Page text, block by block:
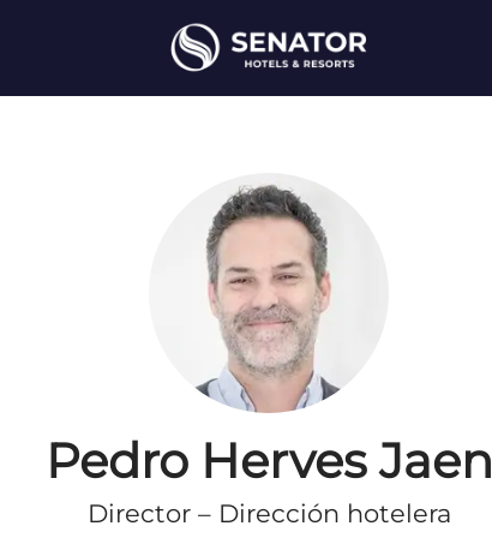
Pedro Herves Jaen
Director – Dirección hotelera